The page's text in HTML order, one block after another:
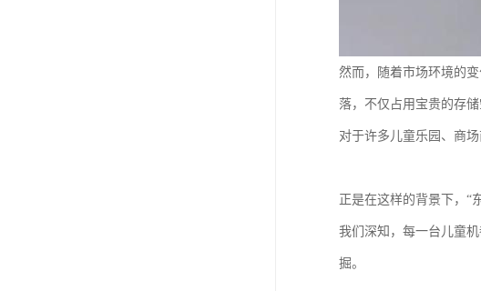
然而，随着市场环境的
落，不仅占用宝贵的存
对于许多儿童乐园、商
正是在这样的背景下，“
我们深知，每一台儿童
掘。